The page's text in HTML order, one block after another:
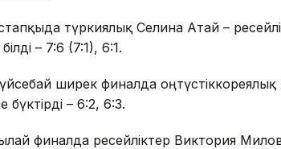
түркиялық Селина Атай –
– 7:6 (7:1), 6:1.
ширек финалда
– 6:2, 6:3.
финалда ресейліктер Виктория